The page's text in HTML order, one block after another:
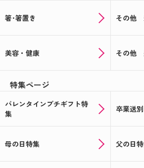
箸･箸置き その他
美容・健康 その他
特集ページ
バレンタインプチギフト特
集
卒業送
母の日特集 父の日